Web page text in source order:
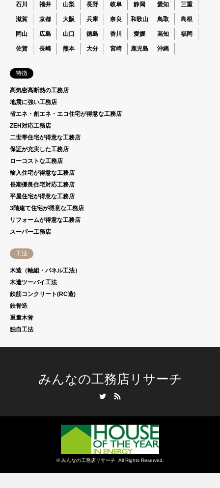
石川 福井 山梨 長野 岐阜 静岡 愛知 三重
滋賀 京都 大阪 兵庫 奈良 和歌山 鳥取 島根
岡山 広島 山口 徳島 香川 愛媛 高知 福岡
佐賀 長崎 熊本 大分 宮崎 鹿児島 沖縄
特徴
高気密高断熱の工務店
地震に強い工務店
省エネ・創エネ・エコ住宅が得意な工務店
ZEH対応工務店
二世帯住宅が得意な工務店
保証が充実した工務店
ローコストな工務店
輸入住宅が得意な工務店
長期優良住宅対応工務店
平屋住宅が得意な工務店
3階建て住宅が得意な工務店
リフォームが得意な工務店
スーパー工務店
工法
木造（軸組・パネル工法）
木造ツーバイ工法
鉄筋コンクリート(RC造)
鉄骨造
重量木骨
独自工法
みんなの工務店リサーチ
©みんなの工務店リサーチ. All Rights Reserved.